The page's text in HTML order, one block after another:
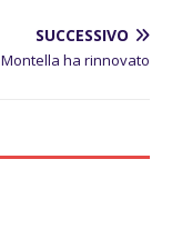
SUCCESSIVO
Montella ha rinnovato